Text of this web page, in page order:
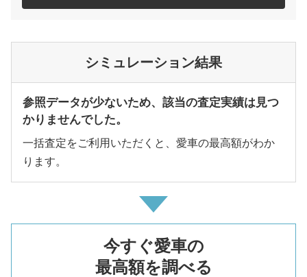
シミュレーション結果
参照データが少ないため、該当の査定実績は見つ
かりませんでした。
一括査定をご利用いただくと、愛車の最高額がわか
ります。
今すぐ愛車の
最高額を調べる